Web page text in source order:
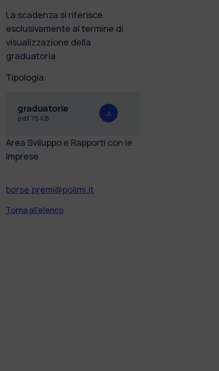
La scadenza si riferisce
esclusivamente al termine di
visualizzazione della
graduatoria
Tipologia:
graduatorie
pdf 75 KB
Area Sviluppo e Rapporti con le
Imprese
borse.premi@polimi.it
Torna all'elenco